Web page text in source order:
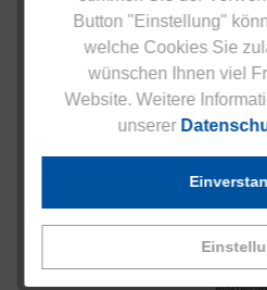
Button "Einstellung"
welche Cookies Sie
wünschen Ihnen viel
Website. Weitere
unserer